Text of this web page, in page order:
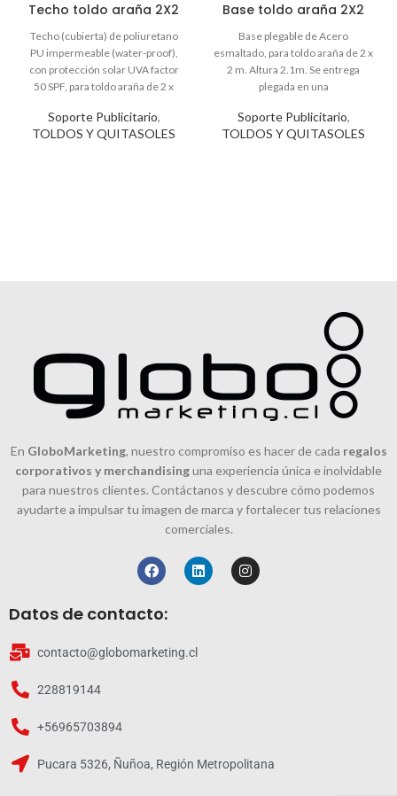
Techo toldo araña 2X2
Soporte Publicitario,
TOLDOS Y QUITASOLES
Base toldo araña 2X2
Soporte Publicitario,
TOLDOS Y QUITASOLES
En GloboMarketing, nuestro compromiso es hacer de cada regalos
corporativos y merchandisinguna experiencia única e inolvidable
para nuestros clientes. Contáctanos y descubre cómo podemos
ayudarte a impulsar tu imagen de marca y fortalecer tus relaciones
comerciales.
Datos de contacto:
contacto@globomarketing.cl
228819144
+56965703894
Pucara 5326, Ñuñoa, Región Metropolitana